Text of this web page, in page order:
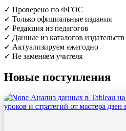
✓ Проверено по ФГОС
✓ Только официальные издания
✓ Редакция из педагогов
✓ Данные из каталогов издательств
✓ Актуализируем ежегодно
✓ Не заменяем учителя
Новые поступления